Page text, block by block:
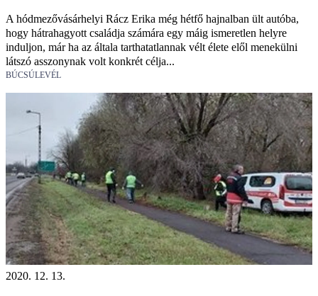
A hódmezővásárhelyi Rácz Erika még hétfő hajnalban ült autóba,
hogy hátrahagyott családja számára egy máig ismeretlen helyre
induljon, már ha az általa tarthatatlannak vélt élete elől menekülni
látszó asszonynak volt konkrét célja...
BÚCSÚLEVÉL
2020. 12. 13.